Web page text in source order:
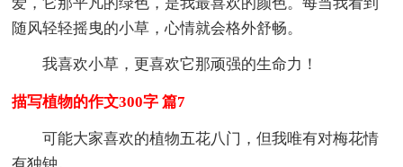
随风轻轻摇曳的小草，心情就会格外舒畅。
我喜欢小草，更喜欢它那顽强的生命力！
描写植物的作文300字 篇7
可能大家喜欢的植物五花八门，但我唯有对梅花情